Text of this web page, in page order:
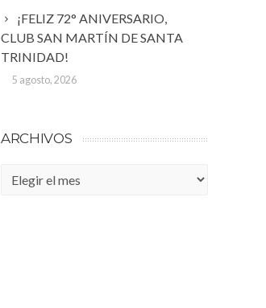
¡FELIZ 72° ANIVERSARIO,
CLUB SAN MARTÍN DE SANTA
TRINIDAD!
5 agosto, 2026
ARCHIVOS
Archivos